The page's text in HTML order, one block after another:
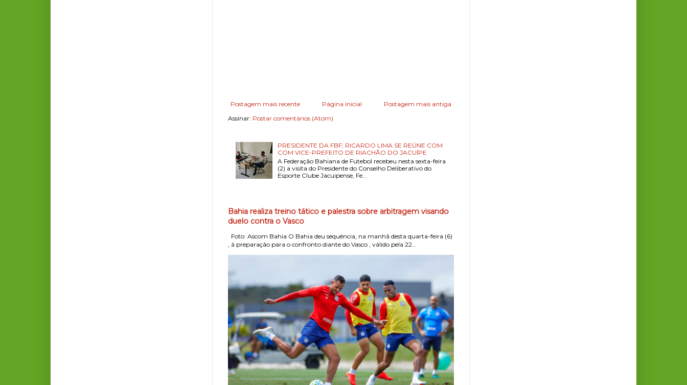
Postagem mais recente Postagem mais antiga
Página inicial
Assinar: Postar comentários (Atom)
PRESIDENTE DA FBF; RICARDO LIMA SE REÚNE COM
COM VICE-PREFEITO DE RIACHÃO DO JACUÍPE
A Federação Bahiana de Futebol recebeu nesta sexta-feira
(2) a visita do Presidente do Conselho Deliberativo do
Esporte Clube Jacuipense, Fe...
Bahia realiza treino tático e palestra sobre arbitragem visando
duelo contra o Vasco
Foto: Ascom Bahia O Bahia deu sequência, na manhã desta quarta-feira (6)
, à preparação para o confronto diante do Vasco , válido pela 22...